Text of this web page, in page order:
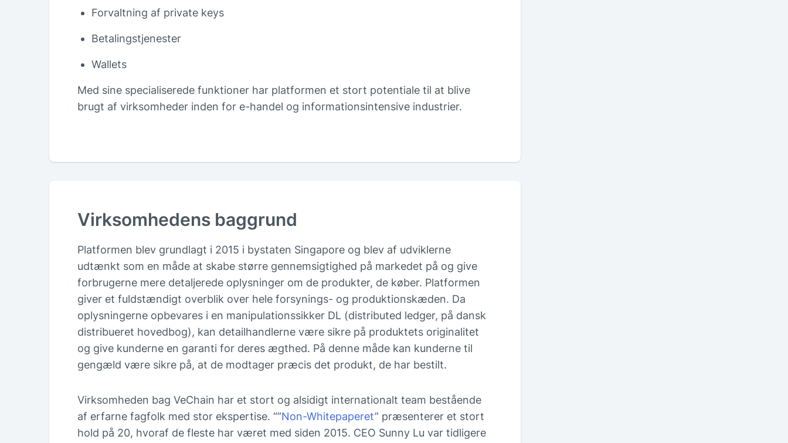
Forvaltning af private keys
Betalingstjenester
Wallets
Med sine specialiserede funktioner har platformen et stort potentiale til at blive
brugt af virksomheder inden for e-handel og informationsintensive industrier.
Virksomhedens baggrund
Platformen blev grundlagt i 2015 i bystaten Singapore og blev af udviklerne
udtænkt som en måde at skabe større gennemsigtighed på markedet på og give
forbrugerne mere detaljerede oplysninger om de produkter, de køber. Platformen
giver et fuldstændigt overblik over hele forsynings- og produktionskæden. Da
oplysningerne opbevares i en manipulationssikker DL (distributed ledger, på dansk
distribueret hovedbog), kan detailhandlerne være sikre på produktets originalitet
og give kunderne en garanti for deres ægthed. På denne måde kan kunderne til
gengæld være sikre på, at de modtager præcis det produkt, de har bestilt.
Virksomheden bag VeChain har et stort og alsidigt internationalt team bestående
af erfarne fagfolk med stor ekspertise. “”Non-Whitepaperet” præsenterer et stort
hold på 20, hvoraf de fleste har været med siden 2015. CEO Sunny Lu var tidligere